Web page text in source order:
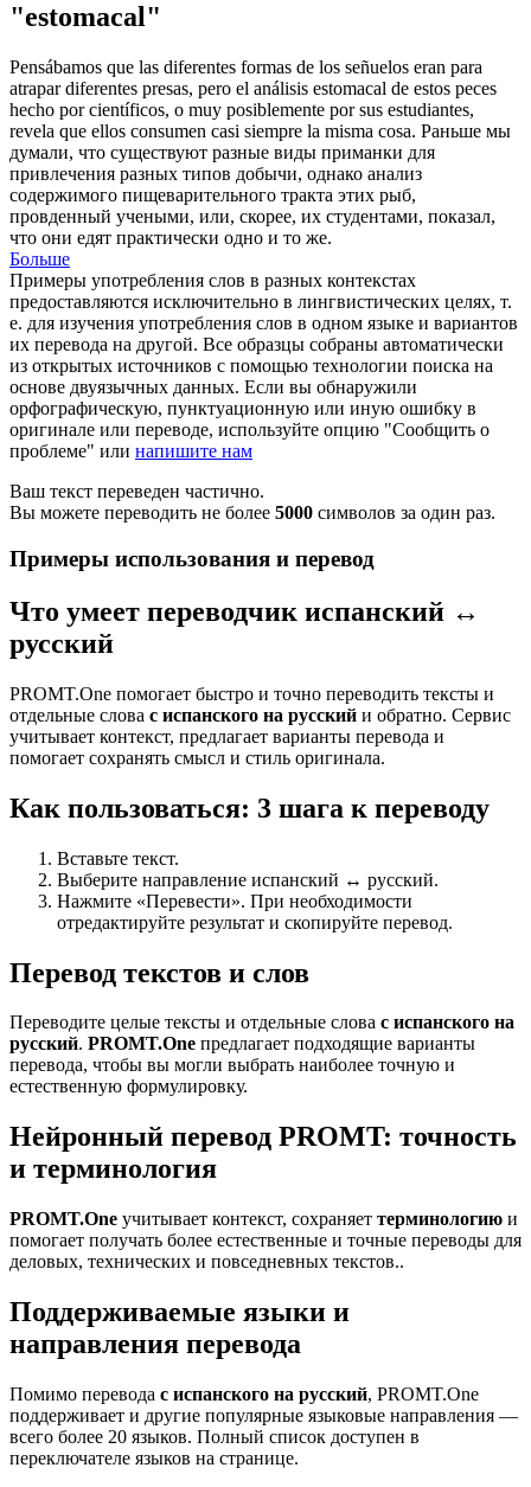
"estomacal"
Pensábamos que las diferentes formas de los señuelos eran para
atrapar diferentes presas, pero el análisis estomacal de estos peces
hecho por científicos, o muy posiblemente por sus estudiantes,
revela que ellos consumen casi siempre la misma cosa. Раньше мы
думали, что существуют разные виды приманки для
привлечения разных типов добычи, однако анализ
содержимого пищеварительного тракта этих рыб,
провденный учеными, или, скорее, их студентами, показал,
что они едят практически одно и то же.
Больше
Примеры употребления слов в разных контекстах
предоставляются исключительно в лингвистических целях, т.
е. для изучения употребления слов в одном языке и вариантов
их перевода на другой. Все образцы собраны автоматически
из открытых источников с помощью технологии поиска на
основе двуязычных данных. Если вы обнаружили
орфографическую, пунктуационную или иную ошибку в
оригинале или переводе, используйте опцию "Сообщить о
проблеме" или напишите нам
Ваш текст переведен частично.
Вы можете переводить не более 5000 символов за один раз.
Примеры использования и перевод
Что умеет переводчик испанский ↔
русский
PROMT.One помогает быстро и точно переводить тексты и
отдельные слова с испанского на русский и обратно. Сервис
учитывает контекст, предлагает варианты перевода и
помогает сохранять смысл и стиль оригинала.
Как пользоваться: 3 шага к переводу
Вставьте текст.
Выберите направление испанский ↔ русский.
Нажмите «Перевести». При необходимости
отредактируйте результат и скопируйте перевод.
Перевод текстов и слов
Переводите целые тексты и отдельные слова с испанского на
русский. PROMT.One предлагает подходящие варианты
перевода, чтобы вы могли выбрать наиболее точную и
естественную формулировку.
Нейронный перевод PROMT: точность
и терминология
PROMT.One учитывает контекст, сохраняет терминологию и
помогает получать более естественные и точные переводы для
деловых, технических и повседневных текстов..
Поддерживаемые языки и
направления перевода
Помимо перевода с испанского на русский, PROMT.One
поддерживает и другие популярные языковые направления —
всего более 20 языков. Полный список доступен в
переключателе языков на странице.